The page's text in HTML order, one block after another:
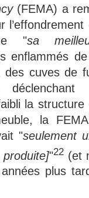
(FEMA) a
l’effondrement
"sa
enflammés
cuves de
la structure
la
"seulement
produite]"22 (et
plus